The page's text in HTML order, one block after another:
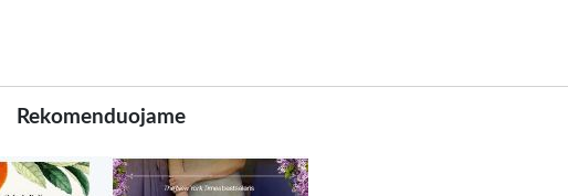
Rekomenduojame